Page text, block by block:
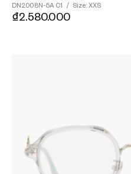
DN2008N-5A C1 / Size: XXS
₫2.580.000